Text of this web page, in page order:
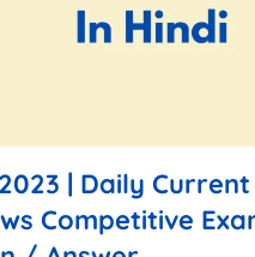
| Daily
Competitive